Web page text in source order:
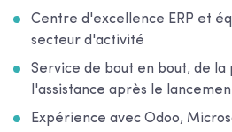
Centre d'excellence ERP et
secteur d'activité
Service de bout en bout, de la
l'assistance après le
Expérience avec Odoo,